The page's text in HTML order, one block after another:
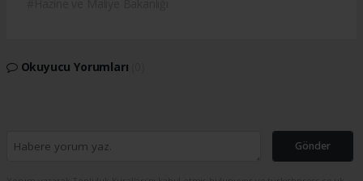
Okuyucu Yorumları
Gönder